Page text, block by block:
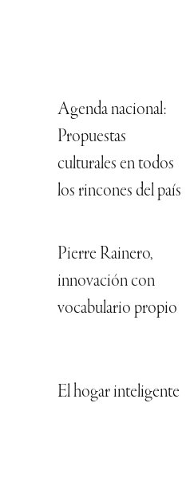
Agenda nacional:
Propuestas
culturales en todos
los rincones del país
Pierre Rainero,
innovación con
vocabulario propio
El hogar inteligente